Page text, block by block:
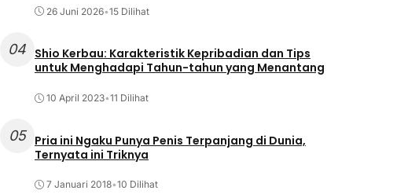
26 Juni 2026•15 Dilihat
04 Shio Kerbau: Karakteristik Kepribadian dan Tips
untuk Menghadapi Tahun-tahun yang Menantang
10 April 2023•11 Dilihat
05
Pria ini Ngaku Punya Penis Terpanjang di Dunia,
Ternyata ini Triknya
7 Januari 2018•10 Dilihat